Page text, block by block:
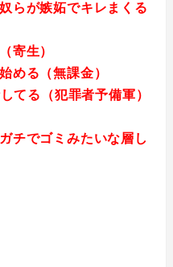
らが嫉妬でキレまくる
寄生）
める（無課金）
てる（犯罪者予備軍）
チでゴミみたいな層し